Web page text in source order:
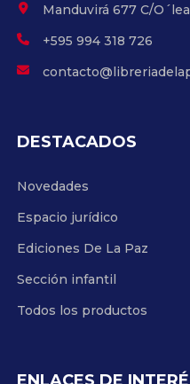
Manduvirá 677 C/
+595 994 318 726
DESTACADOS
Novedades
Espacio jurídico
Ediciones De La Paz
Sección infantil
Todos los productos